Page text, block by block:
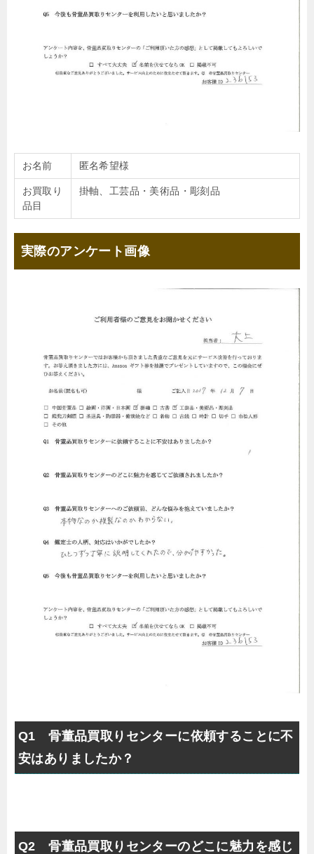
お名前 匿名希望様
お買取り
品目
掛軸、工芸品・美術品・彫刻品
実際のアンケート画像
Q1 骨董品買取りセンターに依頼することに不
安はありましたか？
Q2 骨董品買取りセンターのどこに魅力を感じ